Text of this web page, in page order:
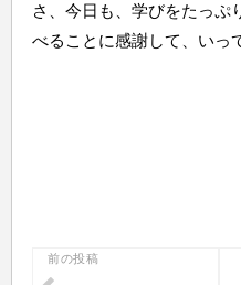
さ、今日も、学びをたっぷ
べることに感謝して、いっ
投前の投稿